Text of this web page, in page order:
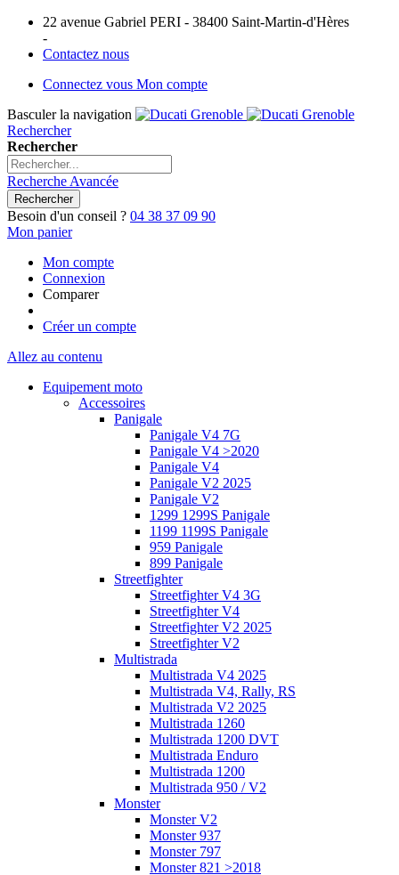
22 avenue Gabriel PERI - 38400 Saint-Martin-d'Hères
-
Contactez nous
Connectez vous Mon compte
Basculer la navigation
Rechercher
Rechercher
Recherche Avancée
Rechercher
Besoin d'un conseil ? 04 38 37 09 90
Mon panier
Mon compte
Connexion
Comparer
Créer un compte
Allez au contenu
Equipement moto
Accessoires
Panigale
Panigale V4 7G
Panigale V4 >2020
Panigale V4
Panigale V2 2025
Panigale V2
1299 1299S Panigale
1199 1199S Panigale
959 Panigale
899 Panigale
Streetfighter
Streetfighter V4 3G
Streetfighter V4
Streetfighter V2 2025
Streetfighter V2
Multistrada
Multistrada V4 2025
Multistrada V4, Rally, RS
Multistrada V2 2025
Multistrada 1260
Multistrada 1200 DVT
Multistrada Enduro
Multistrada 1200
Multistrada 950 / V2
Monster
Monster V2
Monster 937
Monster 797
Monster 821 >2018